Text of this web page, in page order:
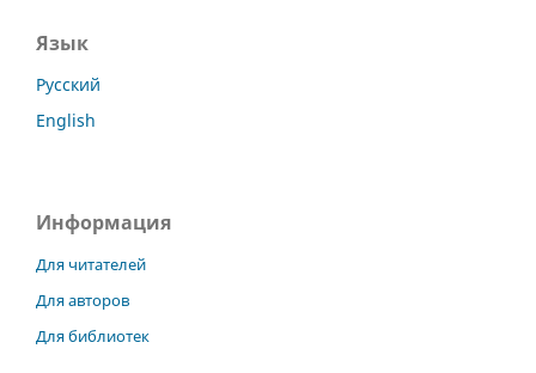
Язык
Русский
English
Информация
Для читателей
Для авторов
Для библиотек